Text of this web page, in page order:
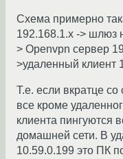
Схема примерно
192.168.1.x -> шлюз
> Openvpn сервер
>удаленный клиент
Т.е. если вкратце
все кроме
клиента пингуются
домашней сети. В
10.59.0.199 это ПК